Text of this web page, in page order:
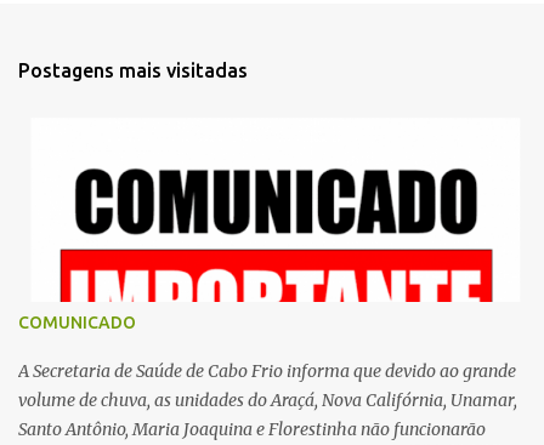
Postagens mais visitadas
COMUNICADO
A Secretaria de Saúde de Cabo Frio informa que devido ao grande
volume de chuva, as unidades do Araçá, Nova Califórnia, Unamar,
Santo Antônio, Maria Joaquina e Florestinha não funcionarão